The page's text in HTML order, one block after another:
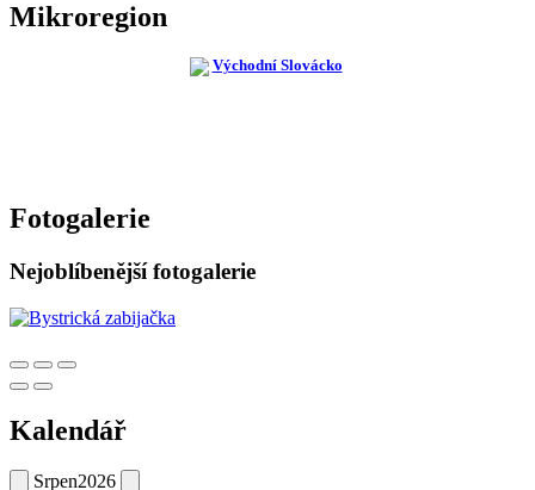
Mikroregion
Fotogalerie
Nejoblíbenější fotogalerie
Kalendář
Srpen2026